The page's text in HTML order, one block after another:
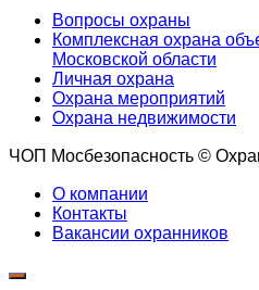
Вопросы охраны
Комплексная охрана
Московской области
Личная охрана
Охрана мероприятий
Охрана недвижимости
ЧОП Мосбезопасность ©
О компании
Контакты
Вакансии охранников